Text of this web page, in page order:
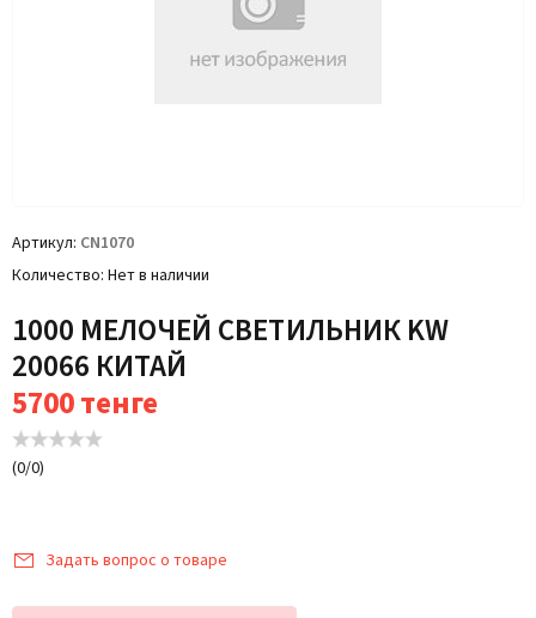
Артикул CN1070
Количество Нет в наличии
1000 МЕЛОЧЕЙ СВЕТИЛЬНИК KW
20066 КИТАЙ
5700тенге
(0/0)
Задать вопрос о товаре